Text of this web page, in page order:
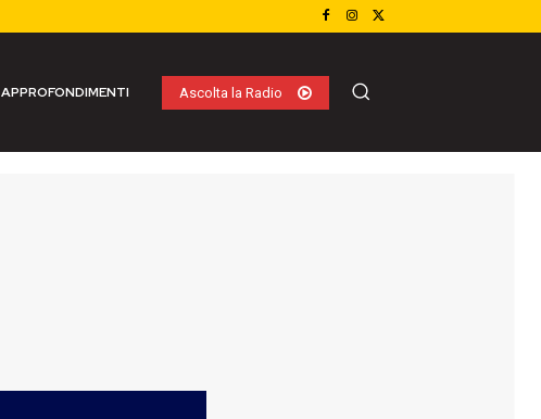
APPROFONDIMENTI Ascolta la Radio